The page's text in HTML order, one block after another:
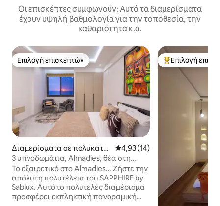
Οι επισκέπτες συμφωνούν: Αυτά τα διαμερίσματα
έχουν υψηλή βαθμολογία για την τοποθεσία, την
καθαριότητα κ.ά.
Επιλογή επισκεπτών
Επιλογή επισκεπτών
Διαμερίσματα σε πολυκατοι
κία στην πόλη Ndakhar
Μέση βαθμολογία: 4,93 στα 5,
4,93 (14)
3 υπνοδωμάτια, Almadies, θέα στη
θάλασσα, πισίνα & κινηματογράφος
Το εξαιρετικό στο Almadies... Ζήστε την
απόλυτη πολυτέλεια του SAPPHIRE by
Sablux. Αυτό το πολυτελές διαμέρισμα
προσφέρει εκπληκτική πανοραμική
Κορυφαία
Επιλογή